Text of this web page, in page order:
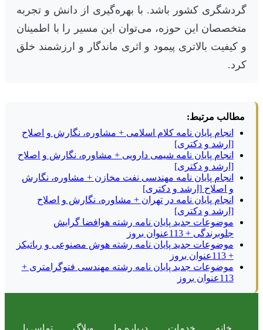
گردشگری کشور باشد. با بهره‌گیری از دانش و تجربه
متخصصان این حوزه، می‌توان این مسیر را با اطمینان
و کیفیت بالاتری پیمود و اثری ماندگار و ارزشمند خلق
کرد.
مطالب مرتبط:
انجام پایان نامه کلام اسلامی + مشاوره، نگارش و اصلاح
[ارشد و دکتری]
انجام پایان نامه شیمی دارویی + مشاوره، نگارش و اصلاح
[ارشد و دکتری]
انجام پایان نامه مهندسی نفت مخازن + مشاوره، نگارش
و اصلاح [ارشد و دکتری]
انجام پایان نامه در تهران + مشاوره، نگارش و اصلاح
[ارشد و دکتری]
موضوعات جدید پایان نامه رشته هوافضا گرایش
جلوبرندگی + 113عنوان بروز
موضوعات جدید پایان نامه رشته هوش مصنوعی و رباتیکز
+ 113عنوان بروز
موضوعات جدید پایان نامه رشته مهندسی فتوگرامتری +
113عنوان بروز
خانه خدمات درباره ما وبلاگ تماس با